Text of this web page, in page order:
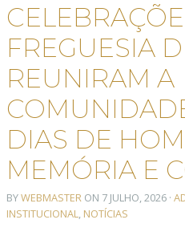
FREGUESIA
REUNIRAM A
DIAS DE
MEMÓRIA E
BYWEBMASTER ON 7 JULHO, 2026 ·
INSTITUCIONAL
NOTÍCIAS